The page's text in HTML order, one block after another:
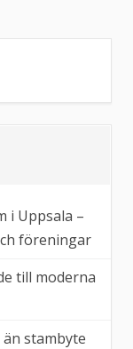
i Uppsala –
föreningar
till moderna
stambyte